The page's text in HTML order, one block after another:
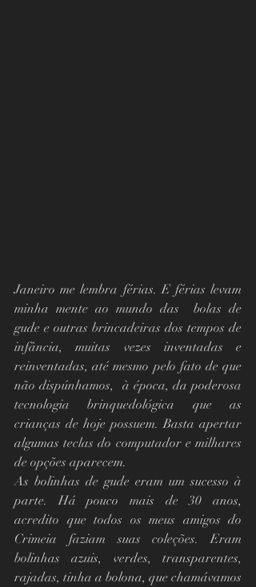
Janeiro me lembra férias. E férias levam
minha mente ao mundo das  bolas de
gude e outras brincadeiras dos tempos de
infância, muitas vezes inventadas e
reinventadas, até mesmo pelo fato de que
não dispúnhamos,  à época, da poderosa
tecnologia brinquedológica que as
crianças de hoje possuem. Basta apertar
algumas teclas do computador e milhares
de opções aparecem.
As bolinhas de gude eram um sucesso à
parte. Há pouco mais de 30 anos,
acredito que todos os meus amigos do
Crimeia faziam suas coleções. Eram
bolinhas azuis, verdes, transparentes,
rajadas, tinha a bolona, que chamávamos